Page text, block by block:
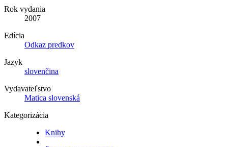
Rok vydania
2007
Edícia
Odkaz predkov
Jazyk
slovenčina
Vydavateľstvo
Matica slovenská
Kategorizácia
Knihy